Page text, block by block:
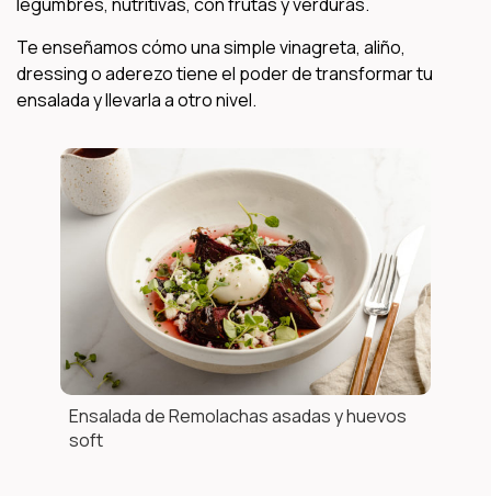
Te enseñamos cómo una simple vinagreta, aliño,
dressing o aderezo tiene el poder de transformar tu
ensalada y llevarla a otro nivel.
Ensalada de Remolachas asadas y huevos
soft